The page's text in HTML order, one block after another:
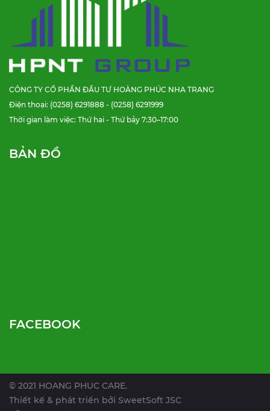
CÔNG TY CỔ PHẦN ĐẦU TƯ HOÀNG PHÚC NHA TRANG
Điện thoại: (0258) 6291888 - (0258) 6291999
Thời gian làm việc: Thứ hai - Thứ bảy 7:30–17:00
BẢN ĐỒ
FACEBOOK
© 2021 HOANG PHUC CARE.
Thiết kế & phát triển bởi SweetSoft JSC